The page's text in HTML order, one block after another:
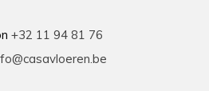
.
+32 11 94 81 76